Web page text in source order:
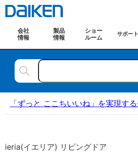
会社
情報
製品
情報
ショー
ルーム
サポート
「ずっと ここちいいね」を実現す
ieria(イエリア) リビングドア